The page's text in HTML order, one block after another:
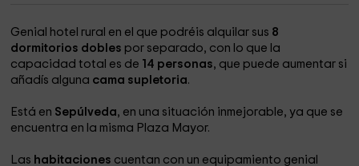
Genial hotel rural en el que podréis alquilar sus 8
dormitorios dobles por separado, con lo que la
capacidad total es de 14 personas, que puede aumentar si
añadís alguna cama supletoria.
Está en Sepúlveda, en una situación inmejorable, ya que se
encuentra en la misma Plaza Mayor.
Las habitaciones cuentan con un equipamiento genial